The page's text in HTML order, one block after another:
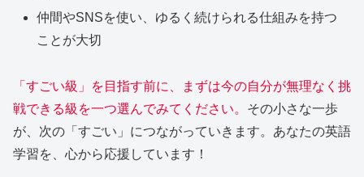
仲間やSNSを使い、ゆるく続けられる仕組みを持つ
ことが大切
「すごい級」を目指す前に、まずは今の自分が無理なく挑
戦できる級を一つ選んでみてください。 その小さな一歩
が、次の「すごい」につながっていきます。あなたの英語
学習を、心から応援しています！